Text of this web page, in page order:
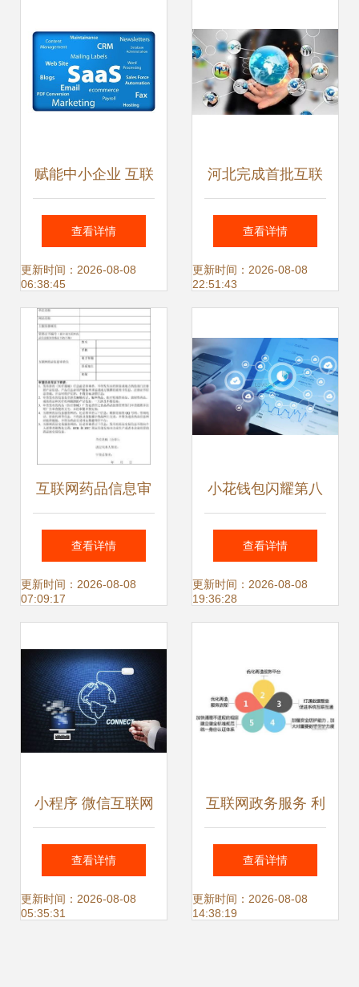
赋能中小企业 互联
网信息服务商如何
推动信息化建设
查看详情
更新时间：2026-08-08
06:38:45
河北完成首批互联
网新闻信息服务许
可证换发，多家主
查看详情
更新时间：2026-08-08
22:51:43
互联网药品信息审
查员备案信息表 规
范互联网信息服务
查看详情
更新时间：2026-08-08
07:09:17
小花钱包闪耀第八
届深圳动漫节 科技
赋能互联网信息服
查看详情
更新时间：2026-08-08
19:36:28
小程序 微信互联网
时代的下一个App
——重构互联网信
查看详情
更新时间：2026-08-08
05:35:31
互联网政务服务 利
企便民的信息服务
新篇章
查看详情
更新时间：2026-08-08
14:38:19